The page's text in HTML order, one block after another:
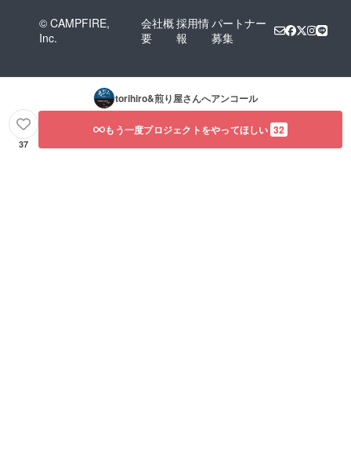
© CAMPFIRE,
Inc.
会社概
要
採用情
報
パートナー
募集
torihiro&煎り屋さんへアンコール
37
もう一度プロジェクトをやってほしい 32